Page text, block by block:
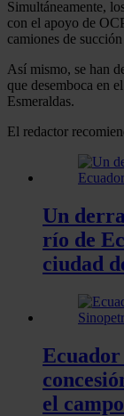
Simultáneamente,
con el apoyo de
camiones de
Así mismo, se han
que desemboca en
Esmeraldas.
El redactor
Un
río de
ciudad
Ecuador
el